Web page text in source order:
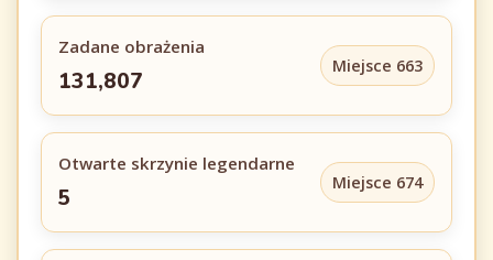
Zadane obrażenia
131,807
Miejsce 663
Otwarte skrzynie legendarne
5
Miejsce 674